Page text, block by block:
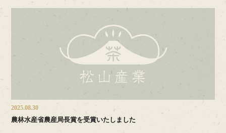
2025.08.30
農林水産省農産局長賞を受賞いたしました